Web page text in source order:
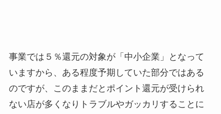
事業では５％還元の対象が「中小企業」となって
いますから、ある程度予期していた部分ではある
のですが、このままだとポイント還元が受けられ
ない店が多くなりトラブルやガッカリすることに